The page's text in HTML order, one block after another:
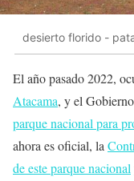
desierto florido -
El año pasado 2022,
Atacama, y el
parque nacional para
ahora es oficial, la
de este parque nacional